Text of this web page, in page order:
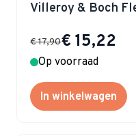
Villeroy & Boch
Special Price
€ 15,22
€ 17,90
Op voorraad
In winkelwagen